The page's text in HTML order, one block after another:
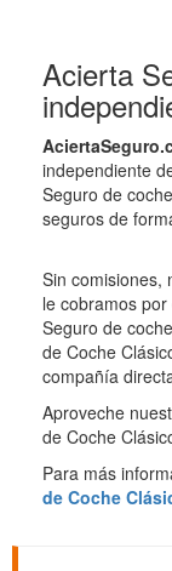
Acierta
independiente
Seguro de
seguros de
Sin comisiones,
le cobramos
Seguro de
de Coche
compañía
Aproveche
de Coche
Para más
de Coche